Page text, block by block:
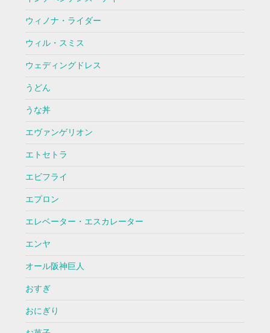
ウィノナ・ライダー
ウィル・スミス
ウェディングドレス
うどん
うな丼
エヴァンゲリオン
エトセトラ
エビフライ
エプロン
エレベーター・エスカレーター
エンヤ
オール阪神巨人
おすぎ
おにぎり